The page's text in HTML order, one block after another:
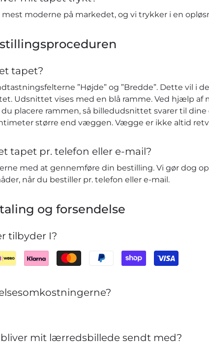
moderne på markedet, og vi trykker i en
tapet?
”Højde” og ”Bredde”. Dette vil i
Udsnittet vises med en blå ramme. Ved hjælp af
placere rammen, så billedudsnittet svarer til dine
større end væggen. Vægge er ikke altid
tapet pr. telefon eller e-mail?
med at gennemføre din bestilling. Vi gør dog
når du bestiller pr. telefon eller e-mail.
og forsendelse
tilbyder I?
mit lærredsbillede sendt med?